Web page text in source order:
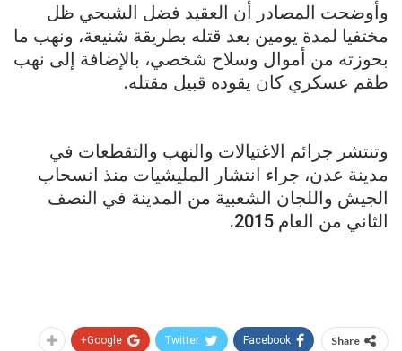
وأوضحت المصادر أن العقيد فضل الشبحي ظل
مختفيا لمدة يومين بعد قتله بطريقة شنيعة، ونهب ما
بحوزته من أموال وسلاح شخصي، بالإضافة إلى نهب
طقم عسكري كان يقوده قبيل مقتله.
وتنتشر جرائم الاغتيالات والنهب والتقطعات في
مدينة عدن، جراء انتشار المليشيات منذ انسحاب
الجيش واللجان الشعبية من المدينة في النصف
الثاني من العام 2015.
Share
Facebook
Twitter
Google+